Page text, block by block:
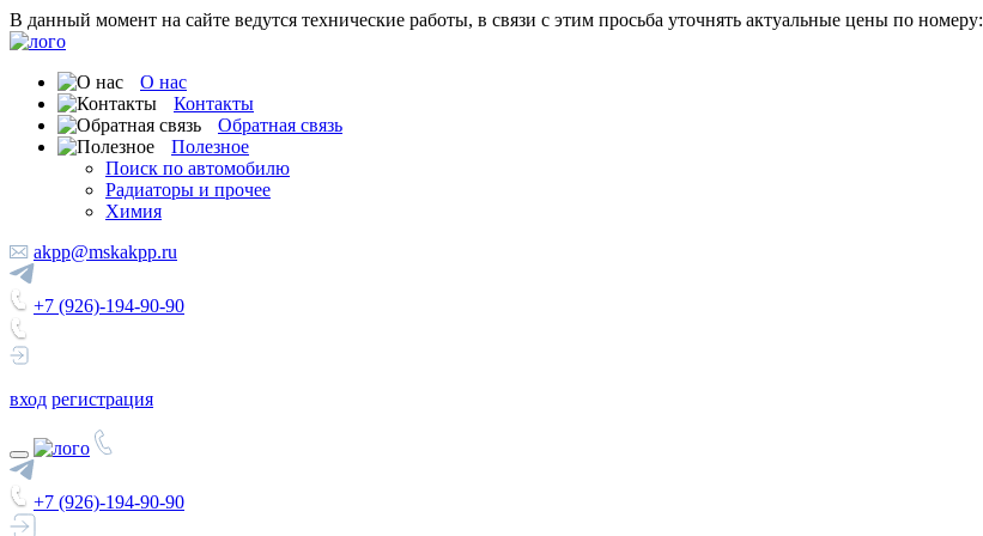
В данный момент на сайте ведутся технические работы, в связи с этим просьба уточнять актуальные цены по номеру:
О нас
Контакты
Обратная связь
Полезное
Поиск по автомобилю
Радиаторы и прочее
Химия
akpp@mskakpp.ru
+7 (926)-194-90-90
вход регистрация
+7 (926)-194-90-90